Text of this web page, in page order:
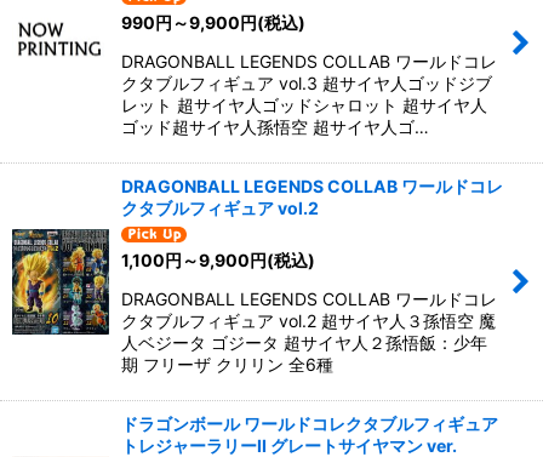
990円 ～9,900円(税込)
DRAGONBALL LEGENDS COLLAB ワールドコレ
クタブルフィギュア vol.3 超サイヤ人ゴッドジブ
レット 超サイヤ人ゴッドシャロット 超サイヤ人
ゴッド超サイヤ人孫悟空 超サイヤ人ゴ…
DRAGONBALL LEGENDS COLLAB ワールドコレ
クタブルフィギュア vol.2
1,100円 ～9,900円(税込)
DRAGONBALL LEGENDS COLLAB ワールドコレ
クタブルフィギュア vol.2 超サイヤ人３孫悟空 魔
人ベジータ ゴジータ 超サイヤ人２孫悟飯：少年
期 フリーザ クリリン 全6種
ドラゴンボール ワールドコレクタブルフィギュア
トレジャーラリーII グレートサイヤマン ver.